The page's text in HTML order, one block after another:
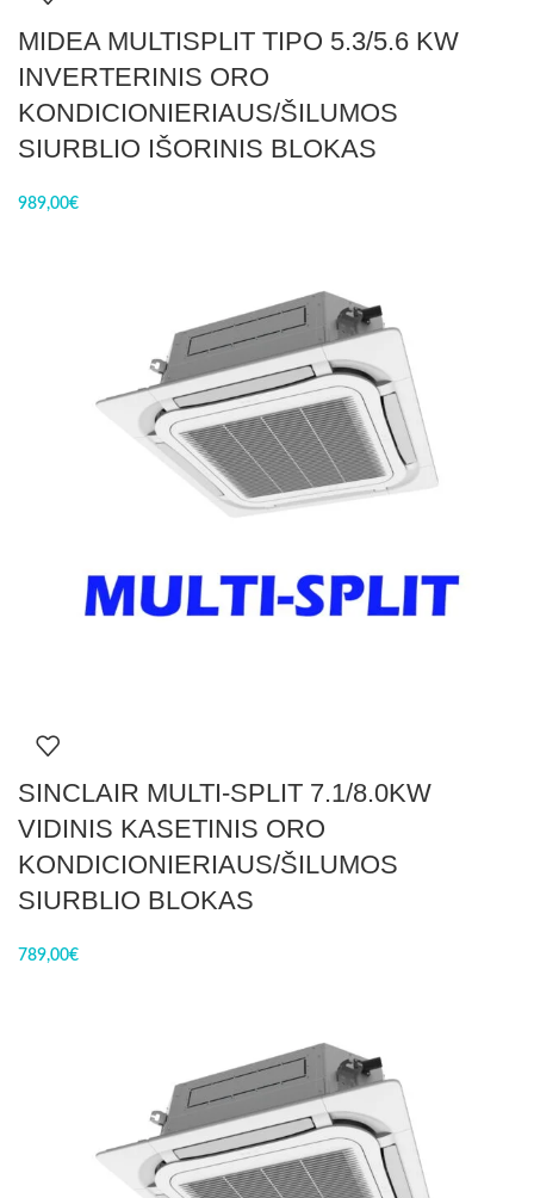
MIDEA MULTISPLIT TIPO 5.3/5.6 KW
INVERTERINIS ORO
KONDICIONIERIAUS/ŠILUMOS
SIURBLIO IŠORINIS BLOKAS
989,00€
SINCLAIR MULTI-SPLIT 7.1/8.0KW
VIDINIS KASETINIS ORO
KONDICIONIERIAUS/ŠILUMOS
SIURBLIO BLOKAS
789,00€